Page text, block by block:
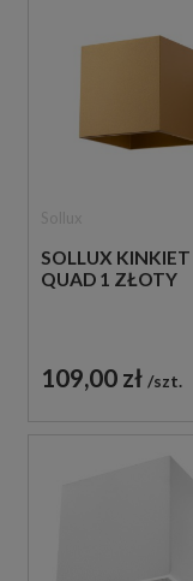
SOLLUX KINKIET
QUAD 1 ZŁOTY
109,00 zł szt.